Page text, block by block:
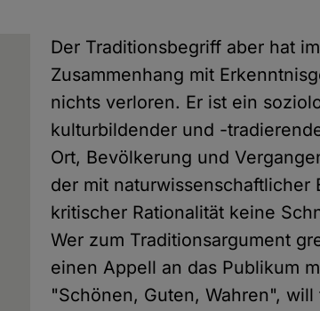
Der Traditionsbegriff aber hat im
Zusammenhang mit
nichts verloren. Er ist ein
kulturbildender und -
Ort, Bevölkerung und
der mit naturwissenschaftlicher
kritischer Rationalität keine
Wer zum Traditionsargument
einen Appell an das Publikum
"Schönen, Guten, Wahren", will